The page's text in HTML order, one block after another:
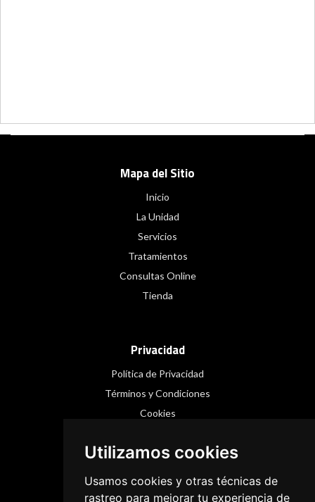
Utilizamos cookies
Usamos cookies y otras técnicas de
rastreo para mejorar tu experiencia de
Mapa del Sitio
Inicio
La Unidad
Servicios
Tratamientos
Consultas Online
Tienda
Privacidad
Política de Privacidad
Términos y Condiciones
Cookies
Instagram